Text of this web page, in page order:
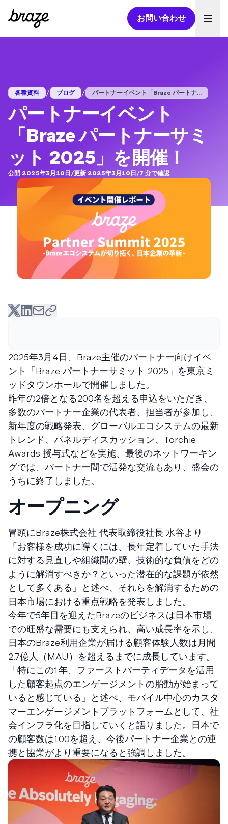
お問い合わせ
各種資料 / ブログ / パートナーイベント「Braze パートナ...
パートナーイベント
「Braze パートナーサミ
ット 2025」を開催！
公開 2025年3月10日/更新 2025年3月10日/7 分で確認
2025年3月4日、Braze主催のパートナー向けイベ
ント「Braze パートナーサミット 2025」を東京ミ
ッドタウンホールで開催しました。
昨年の2倍となる200名を超える申込をいただき、
多数のパートナー企業の代表者、担当者が参加し、
新年度の戦略発表、グローバルエコシステムの最新
トレンド、パネルディスカッション、Torchie
Awards 授与式などを実施、最後のネットワーキン
グでは、パートナー間で活発な交流もあり、盛会の
うちに終了しました。
オープニング
冒頭にBraze株式会社 代表取締役社長 水谷より
「お客様を成功に導くには、長年定着していた手法
に対する見直しや組織間の壁、技術的な負債をどの
ように解消すべきか？といった潜在的な課題が依然
として多くある」と述べ、それらを解消するための
日本市場における重点戦略を発表しました。
今年で5年目を迎えたBrazeのビジネスは日本市場
での旺盛な需要にも支えられ、高い成長率を示し、
日本のBraze利用企業が届ける顧客体験人数は月間
2.7億人（MAU）を超えるまでに成長しています。
「特にこの1年、ファーストパーティデータを活用
した顧客起点のエンゲージメントの胎動が始まって
いると感じている」と述べ、モバイル中心のカスタ
マーエンゲージメントプラットフォームとして、社
会インフラ化を目指していくと語りました。日本で
の顧客数は100を超え、今後パートナー企業との連
携と協業がより重要になると強調しました。